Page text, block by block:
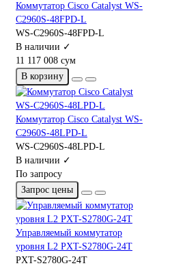
Коммутатор Cisco Catalyst WS-
C2960S-48FPD-L
WS-C2960S-48FPD-L
В наличии ✓
11 117 008 сум
В корзину
Коммутатор Cisco Catalyst WS-
C2960S-48LPD-L
WS-C2960S-48LPD-L
В наличии ✓
По запросу
Запрос цены
Управляемый коммутатор
уровня L2 PXT-S2780G-24T
PXT-S2780G-24T